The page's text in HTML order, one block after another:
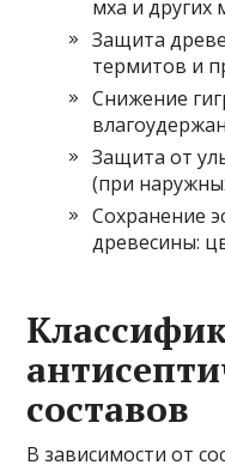
мха и других
Защита
термитов и
Снижение
Защита от
(при
Сохранение
древесины:
составов
В зависимости от